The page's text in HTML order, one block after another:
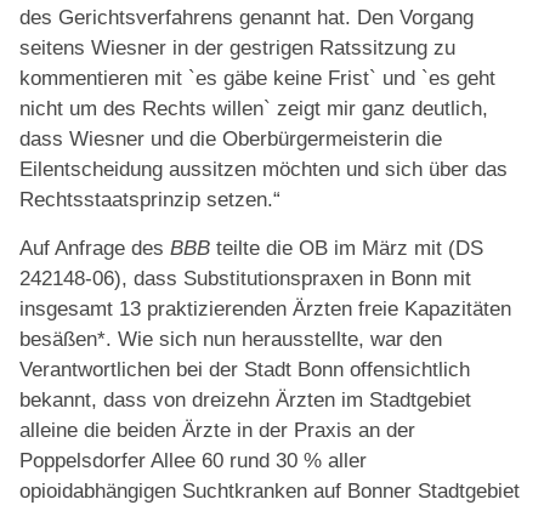
des Gerichtsverfahrens genannt hat. Den Vorgang
seitens Wiesner in der gestrigen Ratssitzung zu
kommentieren mit `es gäbe keine Frist` und `es geht
nicht um des Rechts willen` zeigt mir ganz deutlich,
dass Wiesner und die Oberbürgermeisterin die
Eilentscheidung aussitzen möchten und sich über das
Rechtsstaatsprinzip setzen.“
Auf Anfrage des BBB teilte die OB im März mit (DS
242148-06), dass Substitutionspraxen in Bonn mit
insgesamt 13 praktizierenden Ärzten freie Kapazitäten
besäßen*. Wie sich nun herausstellte, war den
Verantwortlichen bei der Stadt Bonn offensichtlich
bekannt, dass von dreizehn Ärzten im Stadtgebiet
alleine die beiden Ärzte in der Praxis an der
Poppelsdorfer Allee 60 rund 30 % aller
opioidabhängigen Suchtkranken auf Bonner Stadtgebiet